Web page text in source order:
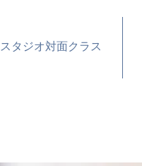
スタジオ対面クラス